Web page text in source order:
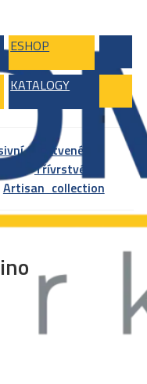
ESHOP
KATALOGY
Vrstvené,
,Třívrstvé
Artisan collection